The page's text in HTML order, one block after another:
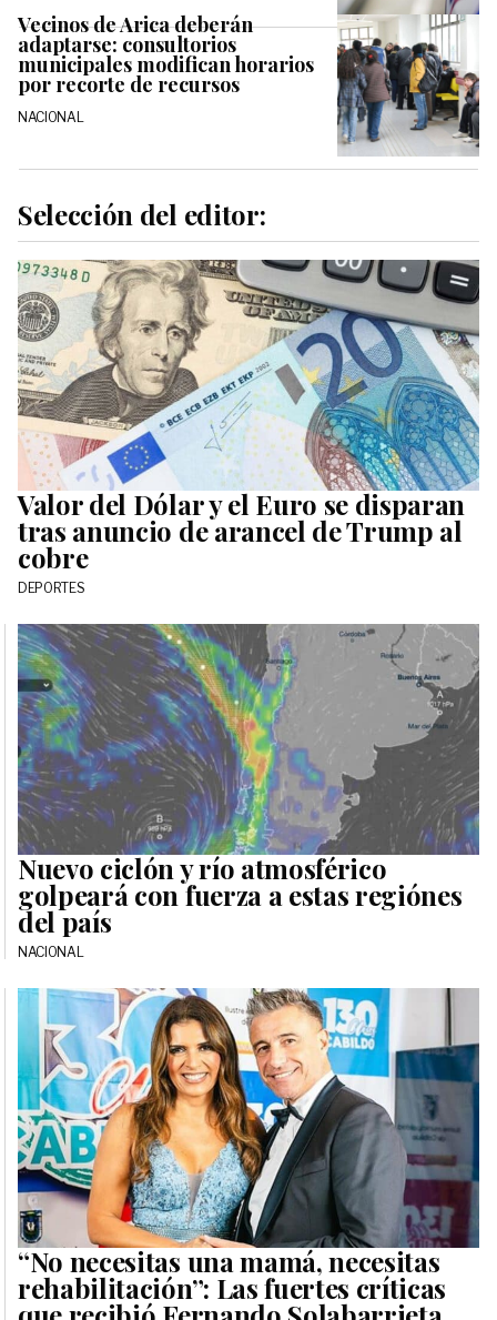
Vecinos de Arica deberán
adaptarse: consultorios
municipales modifican horarios
por recorte de recursos
NACIONAL
Selección del editor:
Valor del Dólar y el Euro se disparan
tras anuncio de arancel de Trump al
cobre
DEPORTES
Nuevo ciclón y río atmosférico
golpeará con fuerza a estas regiónes
del país
NACIONAL
“No necesitas una mamá, necesitas
rehabilitación”: Las fuertes críticas